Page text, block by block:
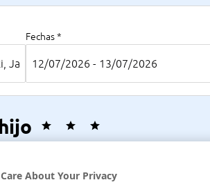
Fechas *
12/07/2026 - 13/07/2026
IRU,SHIJODORI,52 , Kyoto, Kinki, Japón
About Your Privacy